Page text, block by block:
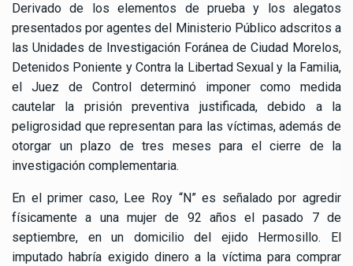
Derivado de los elementos de prueba y los alegatos
presentados por agentes del Ministerio Público adscritos a
las Unidades de Investigación Foránea de Ciudad Morelos,
Detenidos Poniente y Contra la Libertad Sexual y la Familia,
el Juez de Control determinó imponer como medida
cautelar la prisión preventiva justificada, debido a la
peligrosidad que representan para las víctimas, además de
otorgar un plazo de tres meses para el cierre de la
investigación complementaria.
En el primer caso, Lee Roy “N” es señalado por agredir
físicamente a una mujer de 92 años el pasado 7 de
septiembre, en un domicilio del ejido Hermosillo. El
imputado habría exigido dinero a la víctima para comprar